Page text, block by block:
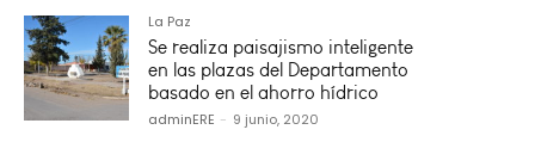
La Paz
Se realiza paisajismo inteligente
en las plazas del Departamento
basado en el ahorro hídrico
adminERE - 9 junio, 2020